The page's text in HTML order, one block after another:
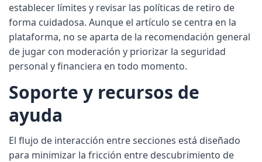
establecer límites y revisar las políticas de retiro de
forma cuidadosa. Aunque el artículo se centra en la
plataforma, no se aparta de la recomendación general
de jugar con moderación y priorizar la seguridad
personal y financiera en todo momento.
Soporte y recursos de
ayuda
El flujo de interacción entre secciones está diseñado
para minimizar la fricción entre descubrimiento de